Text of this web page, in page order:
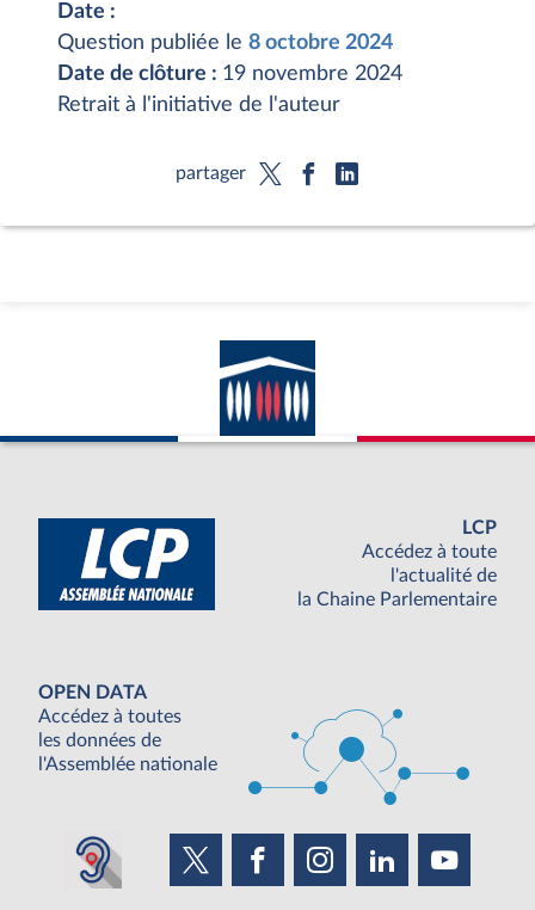
Date :
Question publiée le 8 octobre 2024
Date de clôture : 19 novembre 2024
Retrait à l'initiative de l'auteur
partager
LCP
Accédez à toute
l'actualité de
la Chaine Parlementaire
OPEN DATA
Accédez à toutes
les données de
l'Assemblée nationale